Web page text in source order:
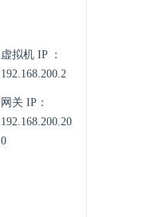
虚拟机 IP ：
192.168.200.2
网关 IP：
192.168.200.20
0